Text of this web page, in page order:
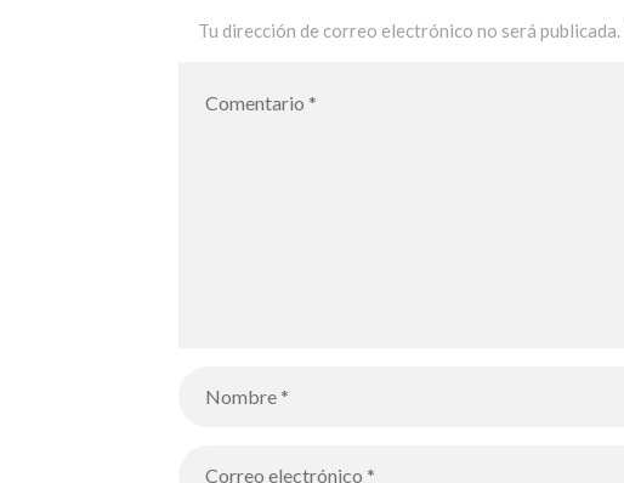
Tu dirección de correo electrónico no será publicada.